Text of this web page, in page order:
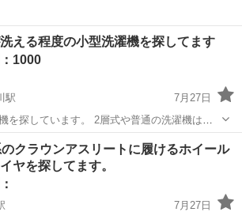
える程度の小型洗濯機を探してます
1000
駅
7月27日
を探しています。 2層式や普通の洗濯機はい
時間がかかりすぎて……。 1000円程度でお安
...
川駅 買いたい/ください
クラウンアスリートに履けるホイール
ヤを探してます。
7月27日